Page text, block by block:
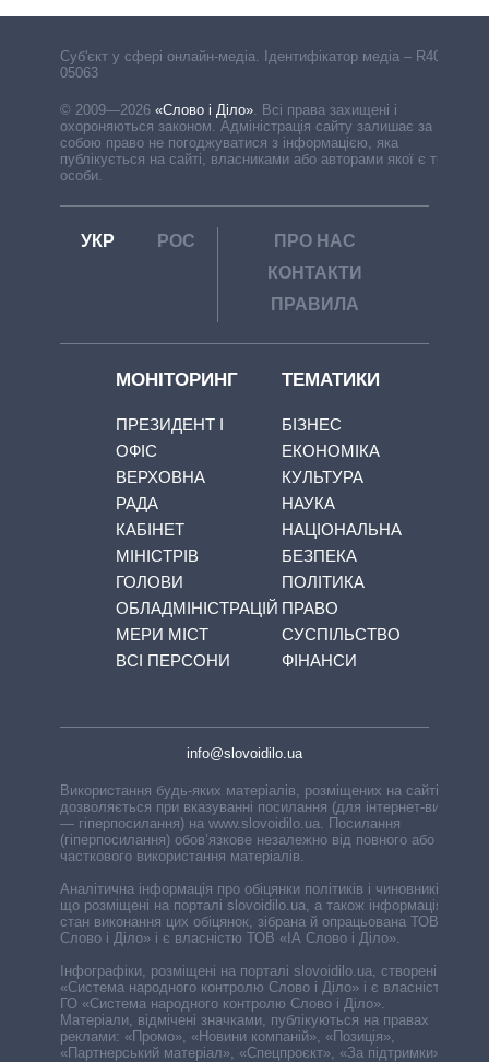
Cуб'єкт у сфері онлайн-медіа. Ідентифікатор медіа – R40-
05063
© 2009—2026 «Слово і Діло». Всі права захищені і
охороняються законом. Адміністрація сайту залишає за
собою право не погоджуватися з інформацією, яка
публікується на сайті, власниками або авторами якої є треті
особи.
УКР РОС
ПРО НАС
КОНТАКТИ
ПРАВИЛА
МОНІТОРИНГ
ПРЕЗИДЕНТ І
ОФІС
ВЕРХОВНА
РАДА
КАБІНЕТ
МІНІСТРІВ
ГОЛОВИ
ОБЛАДМІНІСТРАЦІЙ
МЕРИ МІСТ
ВСІ ПЕРСОНИ
ТЕМАТИКИ
БІЗНЕС
ЕКОНОМІКА
КУЛЬТУРА
НАУКА
НАЦІОНАЛЬНА
БЕЗПЕКА
ПОЛІТИКА
ПРАВО
СУСПІЛЬСТВО
ФІНАНСИ
info@slovoidilo.ua
Використання будь-яких матеріалів, розміщених на сайті,
дозволяється при вказуванні посилання (для інтернет-видань
— гіперпосилання) на www.slovoidilo.ua. Посилання
(гіперпосилання) обов’язкове незалежно від повного або
часткового використання матеріалів.
Аналітична інформація про обіцянки політиків і чиновників,
що розміщені на порталі slovoidilo.ua, а також інформація про
стан виконання цих обіцянок, зібрана й опрацьована ТОВ «ІА
Слово і Діло» і є власністю ТОВ «ІА Слово і Діло».
Інфографіки, розміщені на порталі slovoidilo.ua, створені ГО
«Система народного контролю Слово і Діло» і є власністю
ГО «Система народного контролю Слово і Діло».
Матеріали, відмічені значками, публікуються на правах
реклами: «Промо», «Новини компаній», «Позиція»,
«Партнерський матеріал», «Спецпроєкт», «За підтримки».